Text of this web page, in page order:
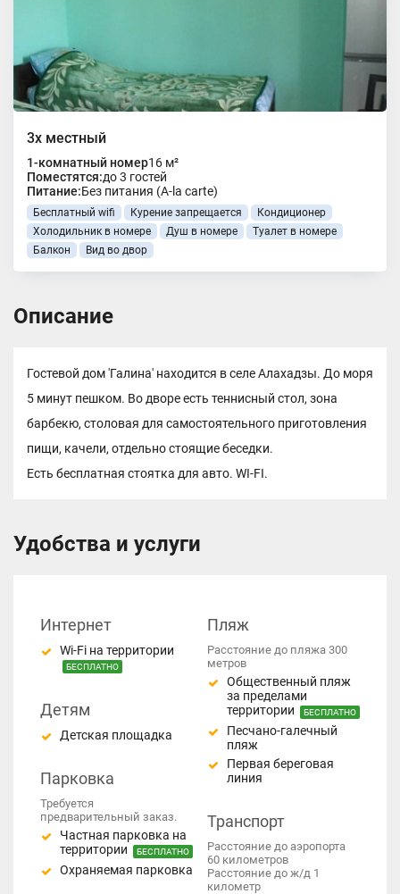
3х местный
1-комнатный номер16 м²
Поместятся:до 3 гостей
Питание:Без питания (A-la carte)
Бесплатный wifi Курение запрещается
Кондиционер
Холодильник в номере
Душ в номере
Туалет в номере
Балкон
Вид во двор
Описание
Гостевой дом 'Галина' находится в селе Алахадзы. До моря
5 минут пешком. Во дворе есть теннисный стол, зона
барбекю, столовая для самостоятельного приготовления
пищи, качели, отдельно стоящие беседки.
Есть бесплатная стоятка для авто. WI-FI.
Удобства и услуги
Интернет
Wi-Fi на территории
БЕСПЛАТНО
Детям
Детская площадка
Парковка
Требуется
предварительный заказ.
Частная парковка на
территории
БЕСПЛАТНО
Охраняемая парковка
Пляж
Расстояние до пляжа 300
метров
Общественный пляж
за пределами
территории
БЕСПЛАТНО
Песчано-галечный
пляж
Первая береговая
линия
Транспорт
Расстояние до аэропорта
60 километров
Расстояние до ж/д 1
километр